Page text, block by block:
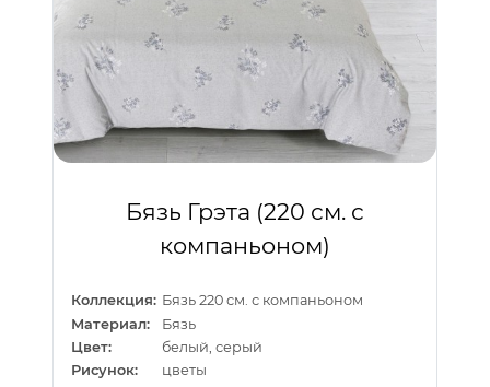
Бязь Грэта (220 см. с
компаньоном)
Коллекция: Бязь 220 см. с компаньоном
Материал:
Бязь
Цвет:
белый, серый
Рисунок:
цветы